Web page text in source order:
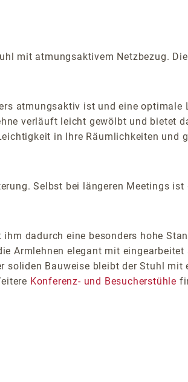
mit atmungsaktivem Netzbezug.
atmungsaktiv ist und eine
verläuft leicht gewölbt und bietet
in Ihre Räumlichkeiten und
Selbst bei längeren Meetings ist
dadurch eine besonders hohe
Armlehnen elegant mit
Bauweise bleibt der Stuhl mit
Konferenz- und Besucherstühle